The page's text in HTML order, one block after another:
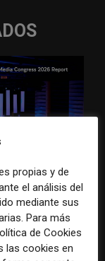
estrategias de los
la IA, la pérdida
y los cambios de
propias y de
el análisis del
mediante sus
Para más
de Cookies
las cookies en